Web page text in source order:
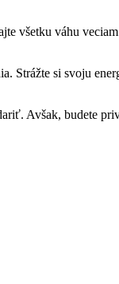
všetku váhu
Strážte si svoju
Avšak, budete